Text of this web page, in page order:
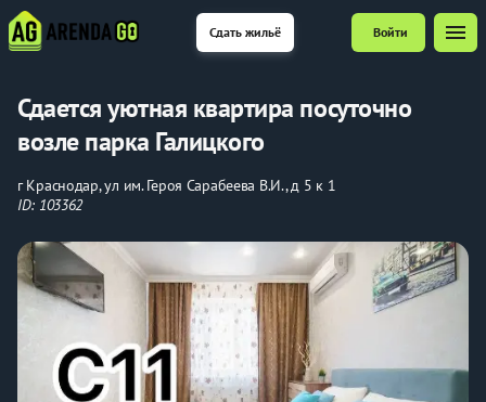
Сдать жильё Войти menu
Сдается уютная квартира посуточно
возле парка Галицкого
г Краснодар, ул им. Героя Сарабеева В.И., д 5 к 1
ID: 103362